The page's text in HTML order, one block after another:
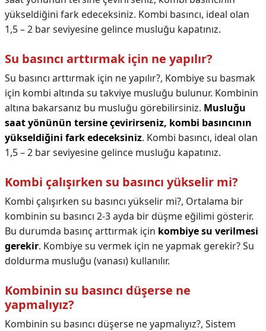
yükseldiğini fark edeceksiniz. Kombi basıncı, ideal olan
1,5 – 2 bar seviyesine gelince musluğu kapatınız.
Su basıncı arttırmak için ne yapılır?
Su basıncı arttırmak için ne yapılır?, Kombiye su basmak
için kombi altında su takviye musluğu bulunur. Kombinin
altına bakarsanız bu musluğu görebilirsiniz. Musluğu
saat yönünün tersine çevirirseniz, kombi basıncının
yükseldiğini fark edeceksiniz. Kombi basıncı, ideal olan
1,5 – 2 bar seviyesine gelince musluğu kapatınız.
Kombi çalışırken su basıncı yükselir mi?
Kombi çalışırken su basıncı yükselir mi?, Ortalama bir
kombinin su basıncı 2-3 ayda bir düşme eğilimi gösterir.
Bu durumda basınç arttırmak için kombiye su verilmesi
gerekir. Kombiye su vermek için ne yapmak gerekir? Su
doldurma musluğu (vanası) kullanılır.
Kombinin su basıncı düşerse ne
yapmalıyız?
Kombinin su basıncı düşerse ne yapmalıyız?, Sistem